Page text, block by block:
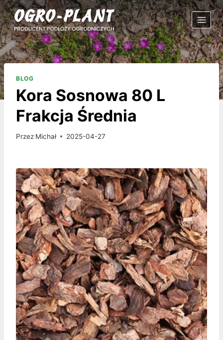
Przejdź
do
treści
BLOG
Kora Sosnowa 80 L
Frakcja Średnia
Przez Michał 2025-04-27